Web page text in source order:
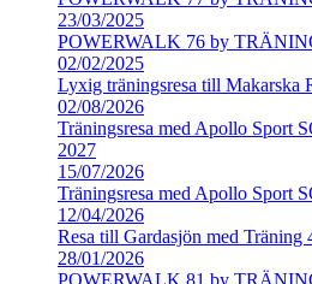
23/03/2025
POWERWALK 76 by
02/02/2025
Lyxig träningsresa till Makarska
02/08/2026
Träningsresa med Apollo Sport
2027
15/07/2026
Träningsresa med Apollo Sport
12/04/2026
Resa till Gardasjön med Träning
28/01/2026
POWERWALK 81 by